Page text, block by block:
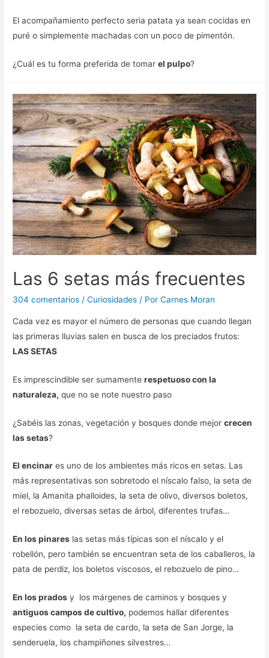
El acompañamiento perfecto seria patata ya sean cocidas en
puré o simplemente machadas con un poco de pimentón.
¿Cuál es tu forma preferida de tomarel pulpo?
Las 6 setas más frecuentes
304 comentarios /Curiosidades / PorCarnes Moran
Cada vez es mayor el número de personas que cuando llegan
las primeras lluvias salen en busca de los preciados frutos:
LAS SETAS
Es imprescindible ser sumamenterespetuoso con la
naturaleza, que no se note nuestro paso
¿Sabéis las zonas, vegetación y bosques donde mejorcrecen
las setas?
El encinar es uno de los ambientes más ricos en setas. Las
más representativas son sobretodo el níscalo falso, la seta de
miel, la Amanita phalloides, la seta de olivo, diversos boletos,
el rebozuelo, diversas setas de árbol, diferentes trufas…
En los pinares las setas más típicas son el níscalo y el
robellón, pero también se encuentran seta de los caballeros, la
pata de perdiz, los boletos viscosos, el rebozuelo de pino…
En los prados y los márgenes de caminos y bosques y
antiguos campos de cultivo, podemos hallar diferentes
especies como la seta de cardo, la seta de San Jorge, la
senderuela, los champiñones silvestres…